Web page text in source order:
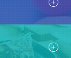
販売しており
トを行ってい